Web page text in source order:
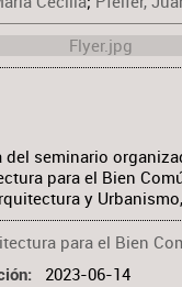
del seminario
para el Bien
y Urbanismo,
para el Bien
2023-06-14